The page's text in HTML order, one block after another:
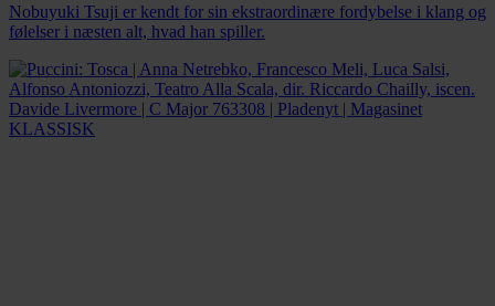
Nobuyuki Tsuji er kendt for sin ekstraordinære fordybelse i klang og
følelser i næsten alt, hvad han spiller.